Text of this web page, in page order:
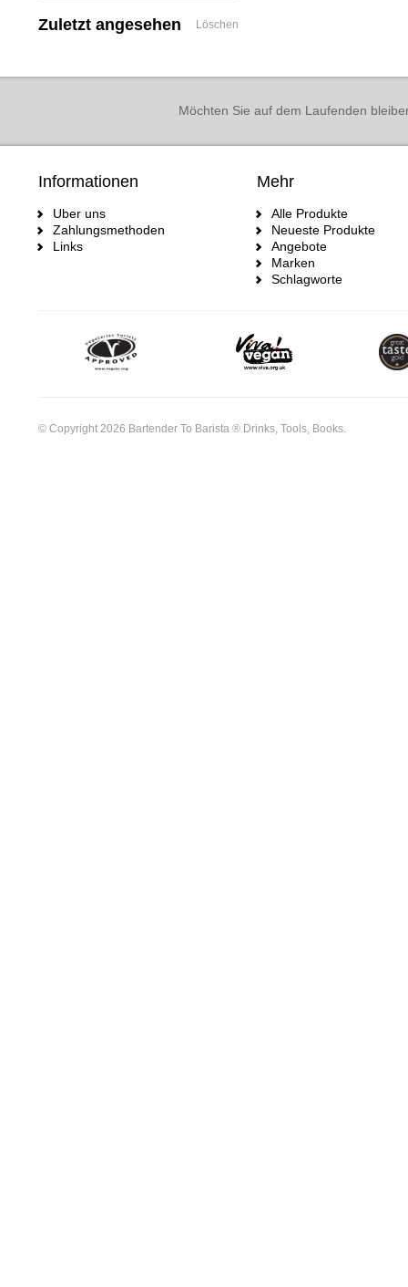
Zuletzt angesehen Löschen
Möchten Sie auf dem Laufenden
Informationen
Uber uns
Zahlungsmethoden
Links
Mehr
Alle Produkte
Neueste Produkte
Angebote
Marken
Schlagworte
© Copyright 2026 Bartender To Barista ® Drinks, Tools, Books.